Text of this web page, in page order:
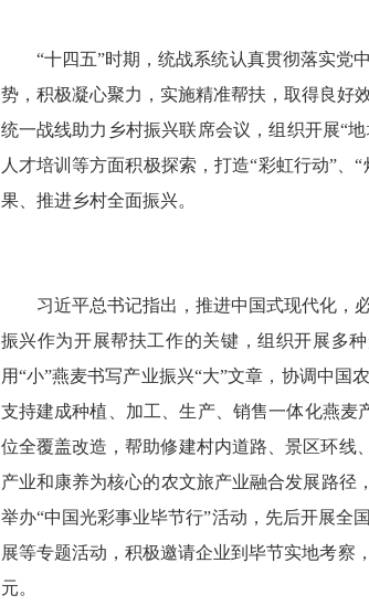
“十四五”时期，统战系统认真贯彻落实党
势，积极凝心聚力，实施精准帮扶，取得良好
统一战线助力乡村振兴联席会议，组织开展“
人才培训等方面积极探索，打造“彩虹行动”
果、推进乡村全面振兴。
习近平总书记指出，推进中国式现代化，
振兴作为开展帮扶工作的关键，组织开展多
用“小”燕麦书写产业振兴“大”文章，协调中国
支持建成种植、加工、生产、销售一体化燕麦
位全覆盖改造，帮助修建村内道路、景区环线
产业和康养为核心的农文旅产业融合发展路径
举办“中国光彩事业毕节行”活动，先后开展全
展等专题活动，积极邀请企业到毕节实地考察
元。